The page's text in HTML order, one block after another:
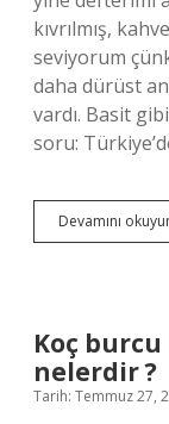
kıvrılmış,
seviyorum
daha dürüst
vardı. Basit
soru:
Devamını
Koç
nelerdir ?
Tarih: Temmuz 27,